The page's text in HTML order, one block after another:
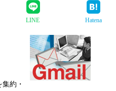
LINE Hatena
約・